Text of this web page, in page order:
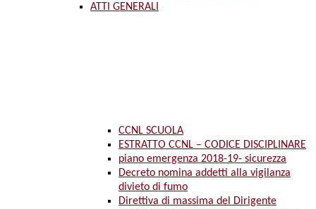
ATTI GENERALI
CCNL SCUOLA
ESTRATTO CCNL – CODICE DISCIPLINARE
piano emergenza 2018-19- sicurezza
Decreto nomina addetti alla vigilanza
divieto di fumo
Direttiva di massima del Dirigente